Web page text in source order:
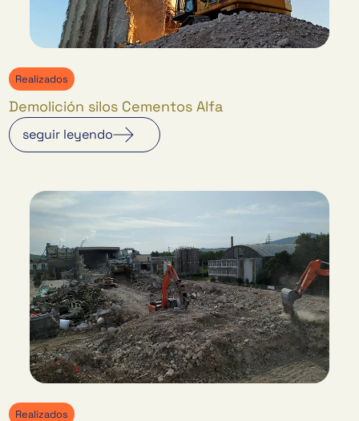
Realizados
Demolición silos Cementos Alfa
seguir leyendo
Realizados